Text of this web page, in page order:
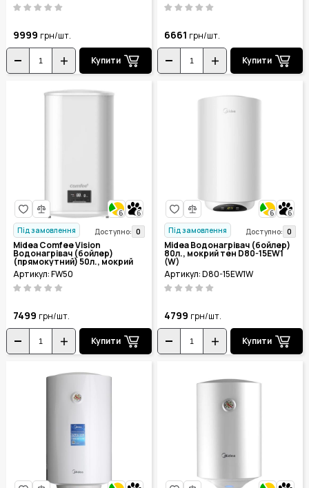
9999 грн/шт.
Купити
6661 грн/шт.
Купити
6
6
Під замовлення
Доступно: 0
Midea Comfee Vision
Водонагрівач (бойлер)
(прямокутний) 50л., мокрий
тен FW50
Артикул: FW50
7499 грн/шт.
Купити
6
6
Під замовлення
Доступно: 0
Midea Водонагрівач (бойлер)
80л., мокрий тен D80-15EW1
(W)
Артикул: D80-15EW1W
4799 грн/шт.
Купити